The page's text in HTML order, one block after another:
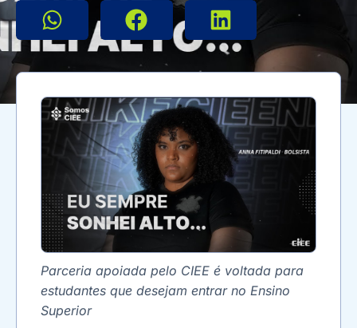
Parceria apoiada pelo CIEE é voltada para
estudantes que desejam entrar no Ensino
Superior